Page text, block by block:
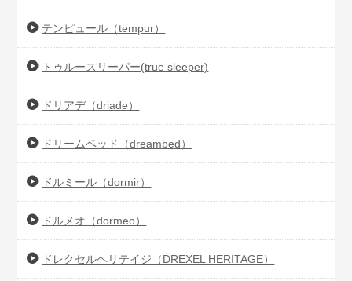
テンピュール（tempur）
トゥルースリーパー(true sleeper)
ドリアデ（driade）
ドリームベッド（dreambed）
ドルミール（dormir）
ドルメオ（dormeo）
ドレクセルヘリテイジ（DREXEL HERITAGE）